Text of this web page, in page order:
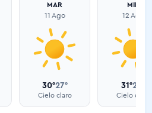
MAR
11 Ago
30°27°
Cielo claro
MIÉ
12 Ago
31°27°
Cielo claro